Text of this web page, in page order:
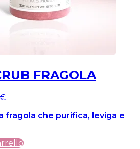
FRAGOLA
€
fragola che purifica, leviga e